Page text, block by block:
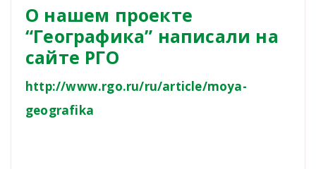
О нашем проекте
“Географика” написали на
сайте РГО
http://www.rgo.ru/ru/article/moya-
geografika